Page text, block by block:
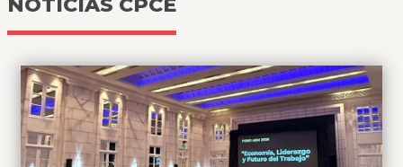
NOTICIAS CPCE